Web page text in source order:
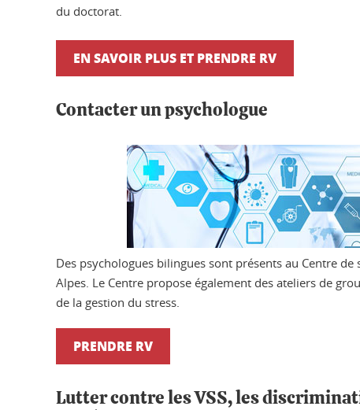
du doctorat.
EN SAVOIR PLUS ET PRENDRE RV
Contacter un psychologue
Des psychologues bilingues sont présents au Centre
Alpes. Le Centre propose également des ateliers de
de la gestion du stress.
PRENDRE RV
Lutter contre les VSS, les